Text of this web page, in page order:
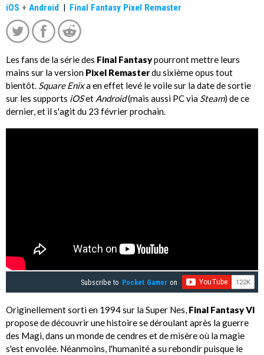
iOS + Android | Final Fantasy Pixel Remaster
Les fans de la série des Final Fantasypourront mettre leurs
mains sur la version Pixel Remasterdu sixième opus tout
bientôt. Square Enixa en effet levé le voile sur la date de sortie
sur les supports iOSet Android(mais aussi PC via Steam) de ce
dernier, et il s'agit du 23 février prochain.
Subscribe to Pocket Gamer on
Originellement sorti en 1994 sur la Super Nes, Final Fantasy VI
propose de découvrir une histoire se déroulant après la guerre
des Magi, dans un monde de cendres et de misère où la magie
s'est envolée. Néanmoins, l'humanité a su rebondir puisque le